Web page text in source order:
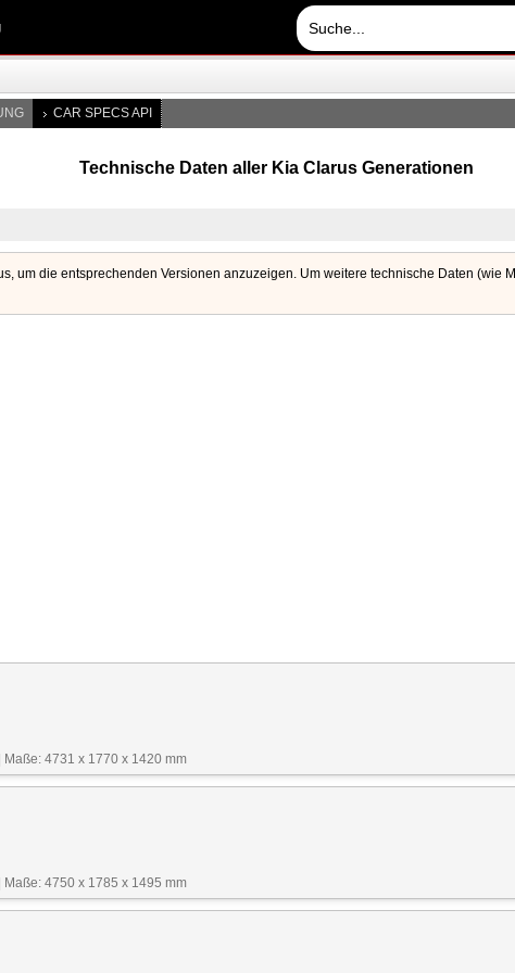
CAR SPECS API
Technische Daten aller Kia Clarus Generationen
um die entsprechenden Versionen anzuzeigen. Um weitere technische Daten (wie
Maße: 4731 x 1770 x 1420 mm
Maße: 4750 x 1785 x 1495 mm